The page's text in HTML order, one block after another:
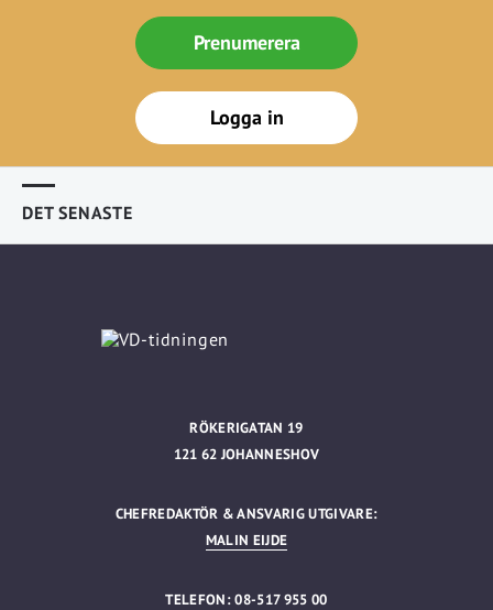
Prenumerera
Logga in
DET SENASTE
RÖKERIGATAN 19
121 62 JOHANNESHOV
CHEFREDAKTÖR & ANSVARIG UTGIVARE:
MALIN EIJDE
TELEFON: 08-517 955 00